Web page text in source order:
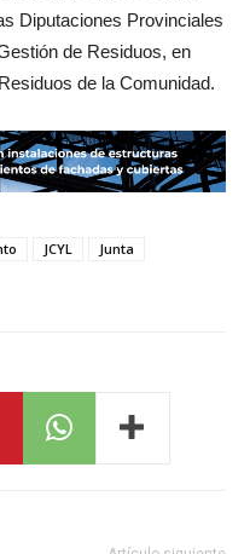
Diputaciones Provinciales
de Residuos, en
de la Comunidad.
JCYL
Junta